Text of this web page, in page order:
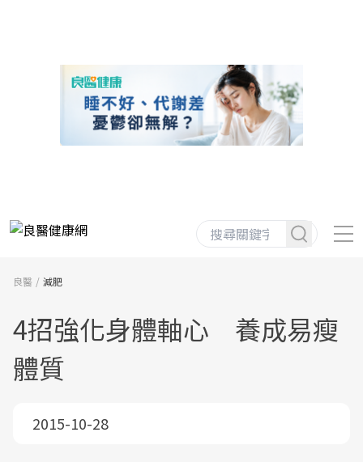
良醫 減肥
4招強化身體軸心 養成易瘦
體質
2015-10-28